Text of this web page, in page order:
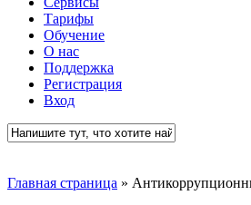
Тарифы
Обучение
О нас
Поддержка
Регистрация
Вход
Главная страница »